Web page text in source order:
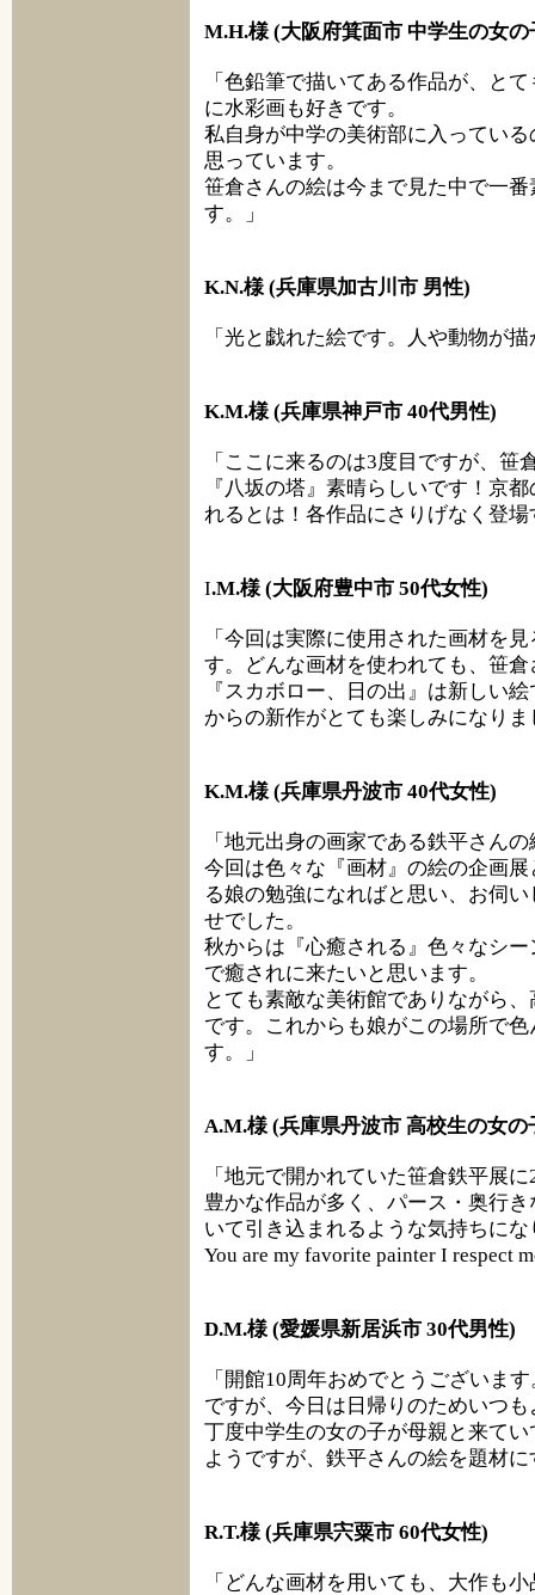
M.H.様 (大阪府箕面市 中学生の女の
「色鉛筆で描いてある作品が、と
に水彩画も好きです。
私自身が中学の美術部に入ってい
思っています。
笹倉さんの絵は今まで見た中で一
す。」
K.N.様 (兵庫県加古川市 男性)
「光と戯れた絵です。人や動物が
K.M.様 (兵庫県神戸市 40代男性)
「ここに来るのは3度目ですが、
『八坂の塔』素晴らしいです！京
れるとは！各作品にさりげなく登
I.M.様 (大阪府豊中市 50代女性)
「今回は実際に使用された画材を
す。どんな画材を使われても、笹
『スカボロー、日の出』は新しい
からの新作がとても楽しみになり
K.M.様 (兵庫県丹波市 40代女性)
「地元出身の画家である鉄平さん
今回は色々な『画材』の絵の企画
る娘の勉強になればと思い、お伺
せでした。
秋からは『心癒される』色々なシ
で癒されに来たいと思います。
とても素敵な美術館でありながら
です。これからも娘がこの場所で
す。」
A.M.様 (兵庫県丹波市 高校生の女の
「地元で開かれていた笹倉鉄平展
豊かな作品が多く、パース・奥行
いて引き込まれるような気持ちにな
You are my favorite painter I respect
D.M.様 (愛媛県新居浜市 30代男性)
「開館10周年おめでとうございま
ですが、今日は日帰りのためいつ
丁度中学生の女の子が母親と来て
ようですが、鉄平さんの絵を題材
R.T.様 (兵庫県宍粟市 60代女性)
「どんな画材を用いても、大作も